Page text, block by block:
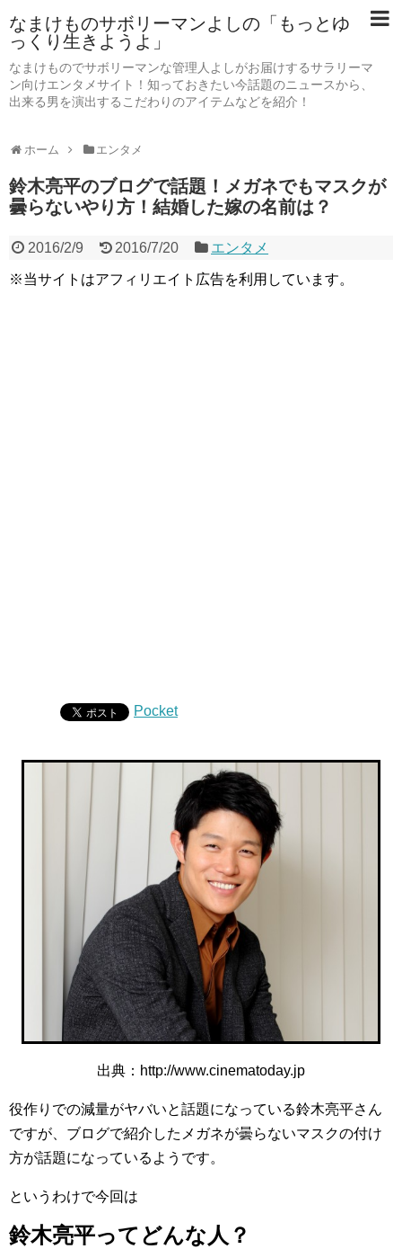
なまけものサボリーマンよしの「もっとゆ
っくり生きようよ」
なまけものでサボリーマンな管理人よしがお届けするサラリーマ
ン向けエンタメサイト！知っておきたい今話題のニュースから、
出来る男を演出するこだわりのアイテムなどを紹介！
ホーム エンタメ
鈴木亮平のブログで話題！メガネでもマスクが
曇らないやり方！結婚した嫁の名前は？
2016/2/9 2016/7/20 エンタメ
※当サイトはアフィリエイト広告を利用しています。
Pocket
出典：http://www.cinematoday.jp
役作りでの減量がヤバいと話題になっている鈴木亮平さん
ですが、ブログで紹介したメガネが曇らないマスクの付け
方が話題になっているようです。
というわけで今回は
鈴木亮平ってどんな人？